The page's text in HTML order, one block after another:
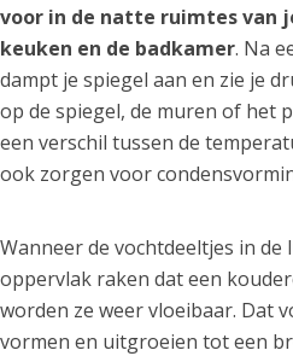
voor in de natte ruimtes van
keuken en de badkamer. Na
dampt je spiegel aan en zie je
op de spiegel, de muren of het
een verschil tussen de
ook zorgen voor
Wanneer de vochtdeeltjes in
oppervlak raken dat een
worden ze weer vloeibaar. Dat
vormen en uitgroeien tot een